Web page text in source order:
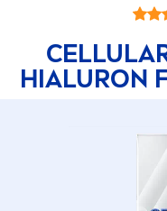
HIALURON